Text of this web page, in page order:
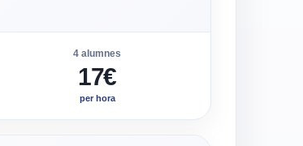
4 alumnes
17€
per hora